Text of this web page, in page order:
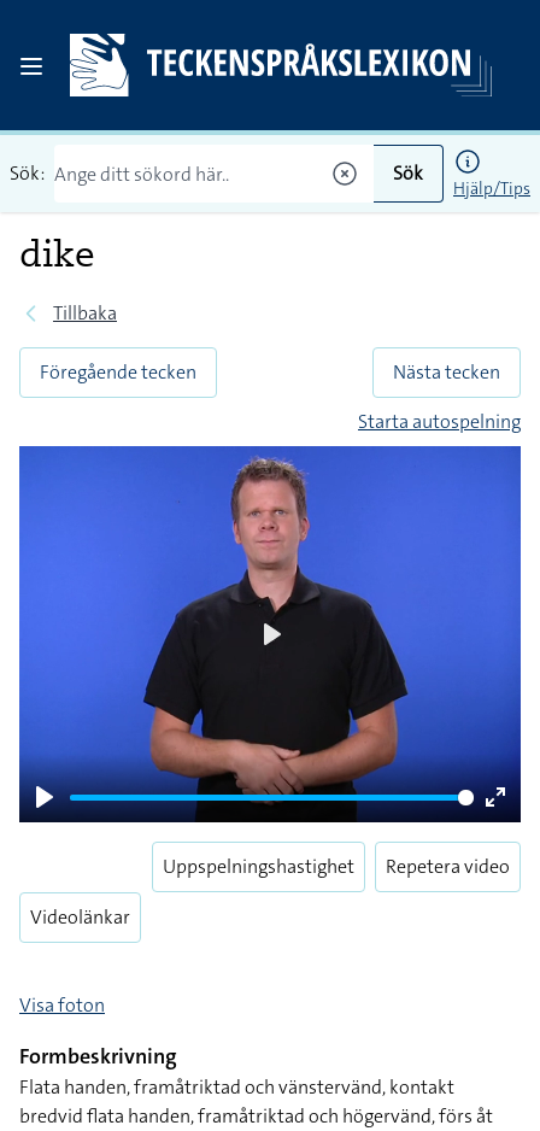
Sök: Sök
Hjälp/Tips
dike
Tillbaka
Föregående tecken
Nästa tecken
Starta autospelning
Play
Enter
Videolänkar
Uppspelningshastighet Repetera video
Visa foton
Formbeskrivning
Flata handen, framåtriktad och vänstervänd, kontakt
bredvid flata handen, framåtriktad och högervänd, förs åt